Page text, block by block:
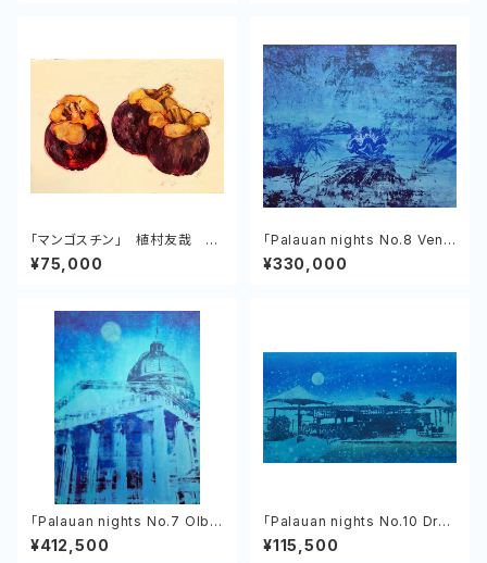
「マンゴスチン」 植村友哉 キ
ャンバス、油彩
¥75,000
「Palauan nights No.8 Venu
s of the Tropics」植村友哉
¥330,000
「Palauan nights No.7 Olbiil
Era Kelulau」植村友哉 キャン
バス、アクリル
¥412,500
「Palauan nights No.10 Dro
p Off Bar ＆ Grill」植村友哉
¥115,500